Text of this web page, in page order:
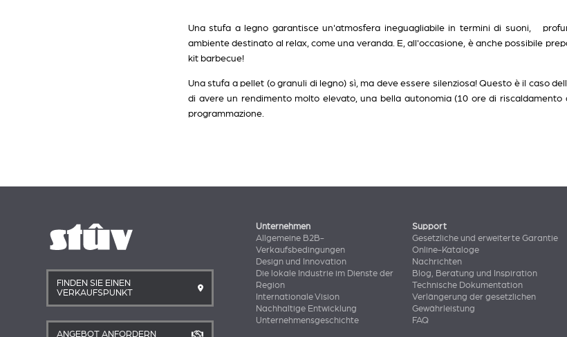
Una stufa a legno garantisce un'atmosfera ineguagliabile in termini di suoni,
ambiente destinato al relax, come una veranda. E, all'occasione, è anche possibile
kit barbecue!
Una stufa a pellet (o granuli di legno) sì, ma deve essere silenziosa! Questo è il caso
di avere un rendimento molto elevato, una bella autonomia (10 ore di riscaldamento
programmazione.
FINDEN SIE EINEN
VERKAUFSPUNKT
ANGEBOT ANFORDERN
Unternehmen
Allgemeine B2B-
Verkaufsbedingungen
Design und Innovation
Die lokale Industrie im Dienste der
Region
Internationale Vision
Nachhaltige Entwicklung
Unternehmensgeschichte
Support
Gesetzliche und erweiterte Garantie
Online-Kataloge
Nachrichten
Blog, Beratung und Inspiration
Technische Dokumentation
Verlängerung der gesetzlichen
Gewährleistung
FAQ